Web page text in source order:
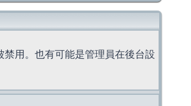
用。也有可能是管理員在後台設